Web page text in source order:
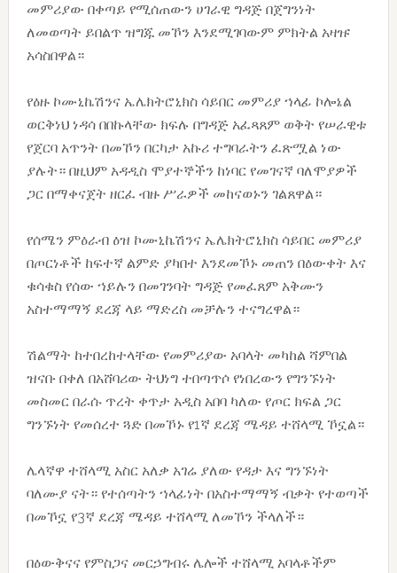
መምሪያው በቀጣይ የሚሰጠውን ሀገራዊ ግዳጅ በጀግንነት
ለመወጣት ይበልጥ ዝግጁ መኾን እንደሚገባውም ምክትል አዛዡ
አሳስበዋል።
የዕዙ ኮሙኒኬሽንና ኤሌክትሮኒክስ ሳይበር መምሪያ ኀላፊ ኮሎኔል
ወርቅነህ ነዳሳ በበኩላቸው ክፍሉ በግዳጅ አፈጻጸም ወቅት የሠራዊቱ
የጀርባ አጥንት በመኾን በርካታ አኩሪ ተግባራትን ፈጽሟል ነው
ያሉት። በዚህም አዳዲስ ሞያተኞችን ከነባር የመገናኛ ባለሞያዎች
ጋር በማቀናጀት ዘርፈ ብዙ ሥራዎች መከናወኑን ገልጸዋል።
የሰሜን ምዕራብ ዕዝ ኮሙኒኬሽንና ኤሌክትሮኒክስ ሳይበር መምሪያ
በጦርነቶች ከፍተኛ ልምድ ያካበተ እንደመኾኑ መጠን በዕውቀት እና
ቁሳቁስ የሰው ኀይሉን በመገንባት ግዳጅ የመፈጸም አቅሙን
አስተማማኝ ደረጃ ላይ ማድረስ መቻሉን ተናግረዋል።
ሽልማት ከተበረከተላቸው የመምሪያው አባላት መካከል ሻምበል
ዝናቡ በቀለ በአሸባሪው ትህነግ ተበጣጥሶ የነበረውን የግንኙነት
መስመር በራሱ ጥረት ቀጥታ አዲስ አበባ ካለው የጦር ክፍል ጋር
ግንኙነት የመሰረተ ጓድ በመኾኑ የ1ኛ ደረጃ ሜዳይ ተሸላሚ ኾኗል።
ሌላኛዋ ተሸላሚ አስር አለቃ አገሬ ያለው የዳታ እና ግንኙነት
ባለሙያ ናት። የተሰጣትን ኀላፊነት በአስተማማኝ ብቃት የተወጣች
በመኾኗ የ3ኛ ደረጃ ሜዳይ ተሸላሚ ለመኾን ችላለች።
በዕውቅናና የምስጋና መርኃግብሩ ሌሎች ተሸላሚ አባላቶችም